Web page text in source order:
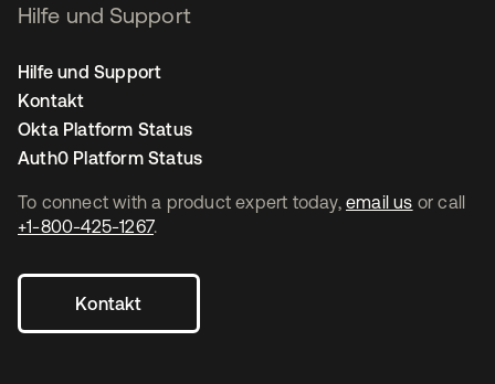
To connect with a product expert today, email us or call
+1-800-425-1267.
Kontakt
Hilfe und Support
Hilfe und Support
Kontakt
Okta Platform Status
Auth0 Platform Status